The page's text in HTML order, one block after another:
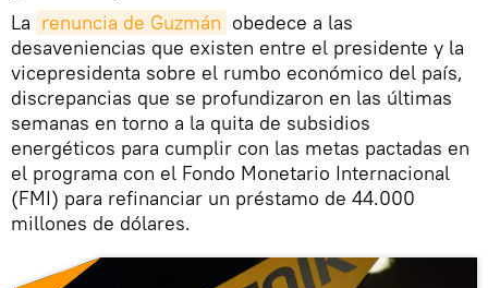
La renuncia de Guzmán obedece a las
desaveniencias que existen entre el presidente y la
vicepresidenta sobre el rumbo económico del país,
discrepancias que se profundizaron en las últimas
semanas en torno a la quita de subsidios
energéticos para cumplir con las metas pactadas en
el programa con el Fondo Monetario Internacional
(FMI) para refinanciar un préstamo de 44.000
millones de dólares.